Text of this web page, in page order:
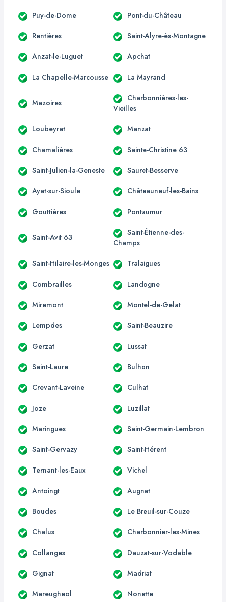
Puy-de-Dome Pont-du-Château
Rentières Saint-Alyre-ès-Montagne
Anzat-le-Luguet Apchat
La Chapelle-Marcousse La Mayrand
Mazoires
Charbonnières-les-
Vieilles
Loubeyrat Manzat
Chamalières Sainte-Christine 63
Saint-Julien-la-Geneste Sauret-Besserve
Ayat-sur-Sioule Châteauneuf-les-Bains
Gouttières Pontaumur
Saint-Avit 63
Saint-Étienne-des-
Champs
Saint-Hilaire-les-Monges Tralaigues
Combrailles Landogne
Miremont Montel-de-Gelat
Lempdes Saint-Beauzire
Gerzat Lussat
Saint-Laure Bulhon
Crevant-Laveine Culhat
Joze Luzillat
Maringues Saint-Germain-Lembron
Saint-Gervazy Saint-Hérent
Ternant-les-Eaux Vichel
Antoingt Augnat
Boudes Le Breuil-sur-Couze
Chalus Charbonnier-les-Mines
Collanges Dauzat-sur-Vodable
Gignat Madriat
Mareugheol Nonette